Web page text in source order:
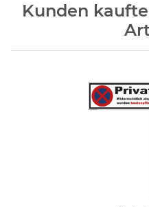
Kunden